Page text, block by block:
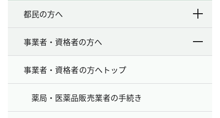
都民の方へ
事業者・資格者の方へ
事業者・資格者の方へトップ
薬局・医薬品販売業者の手続き